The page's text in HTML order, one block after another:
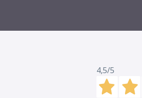
4,5/5